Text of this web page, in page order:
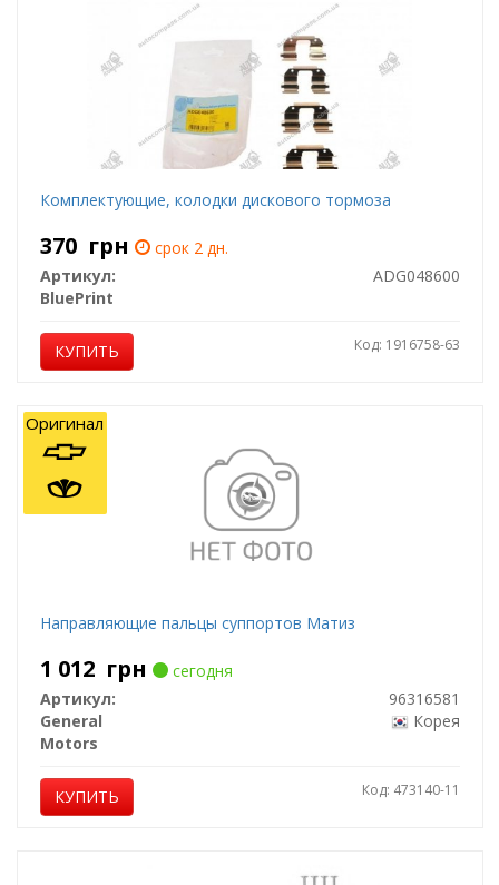
Комплектующие, колодки дискового тормоза
370 грн
срок 2 дн.
Артикул:
ADG048600
BluePrint
КУПИТЬ Код: 1916758-63
Направляющие пальцы суппортов Матиз
1 012 грн
сегодня
Артикул:
96316581
General
Motors
Корея
КУПИТЬ Код: 473140-11
Оригинал